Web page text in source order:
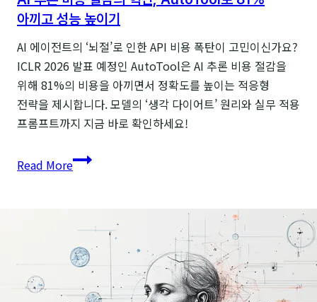
아끼고 성능 높이기
AI 에이전트의 ‘뇌절’로 인한 API 비용 폭탄이 고민이신가요?
ICLR 2026 발표 예정인 AutoTool은 AI 추론 비용 절감을
위해 81%의 비용을 아끼면서 정확도를 높이는 적응형
전략을 제시합니다. 모델의 ‘생각 다이어트’ 원리와 실무 적용
프롬프트까지 지금 바로 확인하세요!
Read MoreAI
혁신,
AutoTool로
81%
아끼고